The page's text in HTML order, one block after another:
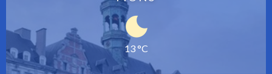
13 °C